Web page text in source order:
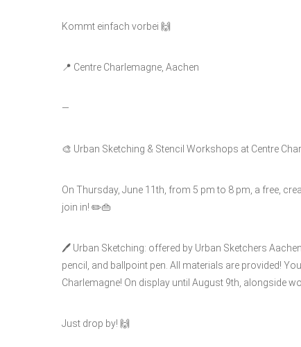
Kommt einfach vorbei 🙌
📍 Centre Charlemagne, Aachen
—
🎨 Urban Sketching & Stencil Workshops at Centre
On Thursday, June 11th, from 5 pm to 8 pm, a free,
join in! ✏️👜
🖊️ Urban Sketching: offered by Urban Sketchers
pencil, and ballpoint pen. All materials are provided!
Charlemagne! On display until August 9th, alongside
Just drop by! 🙌